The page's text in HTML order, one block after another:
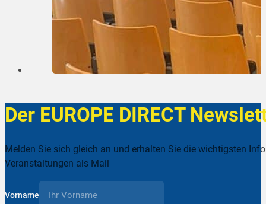
Der EUROPE DIRECT
Melden Sie sich gleich an und erhalten Sie die wichtigsten
Veranstaltungen als Mail
Vorname